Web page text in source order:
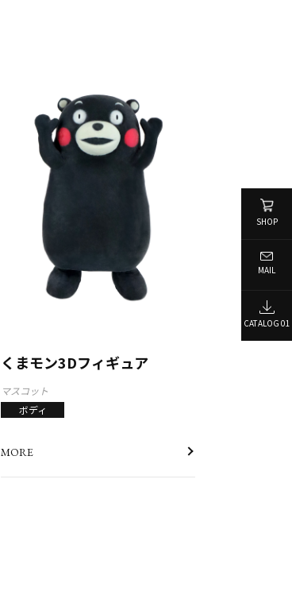
SHOP
MAIL
CATALOG 01
くまモン3Dフィギュア
マスコット
ボディ
MORE